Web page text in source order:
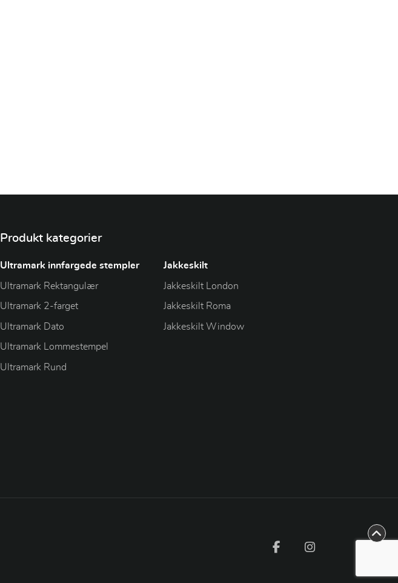
Produkt kategorier
Ultramark innfargede stempler
Ultramark Rektangulær
Ultramark 2-farget
Ultramark Dato
Ultramark Lommestempel
Ultramark Rund
Jakkeskilt
Jakkeskilt London
Jakkeskilt Roma
Jakkeskilt Window